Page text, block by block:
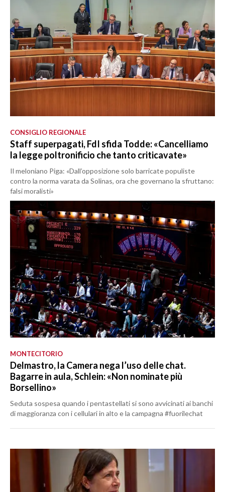
CONSIGLIO REGIONALE
Staff superpagati, FdI sfida Todde: «Cancelliamo
la legge poltronificio che tanto criticavate»
Il meloniano Piga: «Dall’opposizione solo barricate populiste
contro la norma varata da Solinas, ora che governano la sfruttano:
falsi moralisti»
MONTECITORIO
Delmastro, la Camera nega l’uso delle chat.
Bagarre in aula, Schlein: «Non nominate più
Borsellino»
Seduta sospesa quando i pentastellati si sono avvicinati ai banchi
di maggioranza con i cellulari in alto e la campagna #fuorilechat